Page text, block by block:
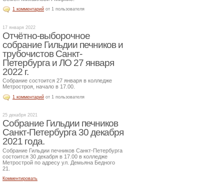
1 комментарий от 1 пользователя
17 января 2022
Отчётно-выборочное
собрание Гильдии печников и
трубочистов Санкт-
Петербурга и ЛО 27 января
2022 г.
Собрание состоится 27 января в колледже
Метростроя, начало в 17.00.
1 комментарий от 1 пользователя
25 декабря 2021
Собрание Гильдии печников
Санкт-Петербурга 30 декабря
2021 года.
Собрание Гильдии печников Санкт-Петербурга
состоится 30 декабря в 17.00 в колледже
Метрострой по адресу ул. Демьяна Бедного
21.
Комментировать